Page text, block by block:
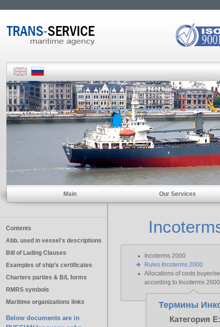
Main Our Services
Contents
Abb. used in vessel's descriptions
Bill of Lading Clauses
Examples of ship’s certificates
Charters parties & B/L forms
RMRS symbols
Maritime organizations links
Below documents are in
Incoterms 2000
Rules Incoterms 2000
Allocations of costs buyer/
according to Incoterms 2000
Термины
Категория